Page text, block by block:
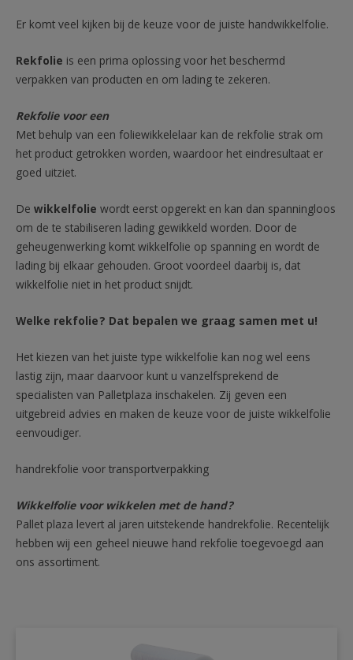
Er komt veel kijken bij de keuze voor de juiste handwikkelfolie.
Rekfolie is een prima oplossing voor het beschermd
verpakken van producten en om lading te zekeren.
Rekfolie voor een
Met behulp van een foliewikkelelaar kan de rekfolie strak om
het product getrokken worden, waardoor het eindresultaat er
goed uitziet.
De wikkelfolie wordt eerst opgerekt en kan dan spanningloos
om de te stabiliseren lading gewikkeld worden. Door de
geheugenwerking komt wikkelfolie op spanning en wordt de
lading bij elkaar gehouden. Groot voordeel daarbij is, dat
wikkelfolie niet in het product snijdt.
Welke rekfolie? Dat bepalen we graag samen met u!
Het kiezen van het juiste type wikkelfolie kan nog wel eens
lastig zijn, maar daarvoor kunt u vanzelfsprekend de
specialisten van Palletplaza inschakelen. Zij geven een
uitgebreid advies en maken de keuze voor de juiste wikkelfolie
eenvoudiger.
handrekfolie voor transportverpakking
Wikkelfolie voor wikkelen met de hand?
Pallet plaza levert al jaren uitstekende handrekfolie. Recentelijk
hebben wij een geheel nieuwe hand rekfolie toegevoegd aan
ons assortiment.